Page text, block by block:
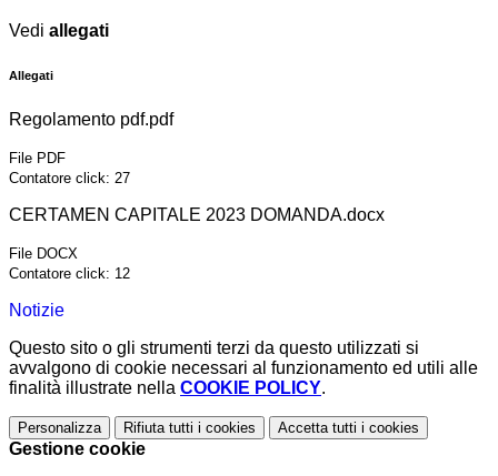
Vedi allegati
Allegati
Regolamento pdf.pdf
File PDF
Contatore click: 27
CERTAMEN CAPITALE 2023 DOMANDA.docx
File DOCX
Contatore click: 12
Notizie
Questo sito o gli strumenti terzi da questo utilizzati si
avvalgono di cookie necessari al funzionamento ed utili alle
finalità illustrate nella COOKIE POLICY.
Personalizza Rifiuta tutti i cookies Accetta tutti i cookies
Gestione cookie